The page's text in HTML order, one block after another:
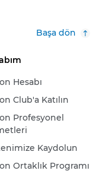
Başa dön
Hesabı
Club'a Katılın
Profesyonel
Kaydolun
Ortaklık Programı